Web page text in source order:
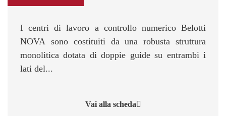
I centri di lavoro a controllo numerico Belotti
NOVA sono costituiti da una robusta struttura
monolitica dotata di doppie guide su entrambi i
lati del...
Vai alla scheda